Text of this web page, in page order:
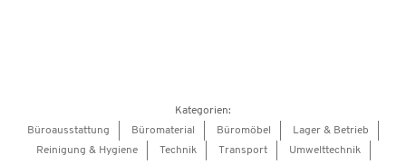
Kategorien:
Büroausstattung
Büromaterial Büromöbel
Lager & Betrieb
Reinigung & Hygiene
Technik Transport Umwelttechnik